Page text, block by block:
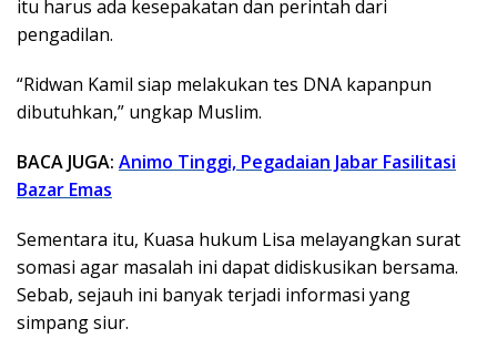
itu harus ada kesepakatan dan perintah dari
pengadilan.
“Ridwan Kamil siap melakukan tes DNA kapanpun
dibutuhkan,” ungkap Muslim.
BACA JUGA: Animo Tinggi, Pegadaian Jabar Fasilitasi
Bazar Emas
Sementara itu, Kuasa hukum Lisa melayangkan surat
somasi agar masalah ini dapat didiskusikan bersama.
Sebab, sejauh ini banyak terjadi informasi yang
simpang siur.